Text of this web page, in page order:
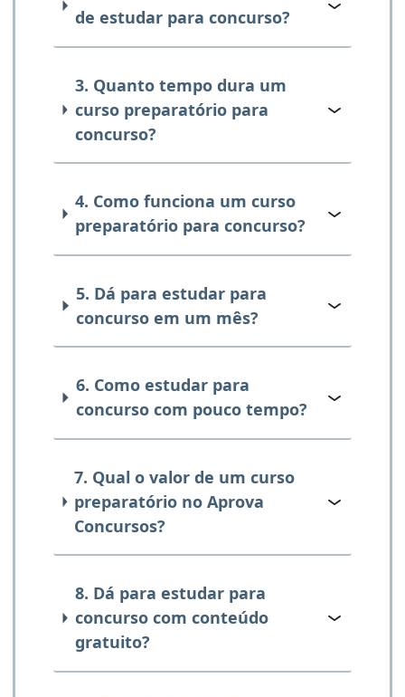
de estudar para concurso?
3. Quanto tempo dura um
curso preparatório para
concurso?
4. Como funciona um curso
preparatório para concurso?
5. Dá para estudar para
concurso em um mês?
6. Como estudar para
concurso com pouco tempo?
7. Qual o valor de um curso
preparatório no Aprova
Concursos?
8. Dá para estudar para
concurso com conteúdo
gratuito?